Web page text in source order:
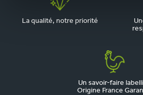
La qualité, notre priorité
Un savoir-faire
Origine France